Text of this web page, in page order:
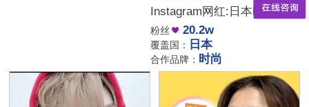
Instagram网红:日本时尚穿搭博主 美妆达人合作
粉丝 20.2w
覆盖国： 日本
合作品牌： 时尚